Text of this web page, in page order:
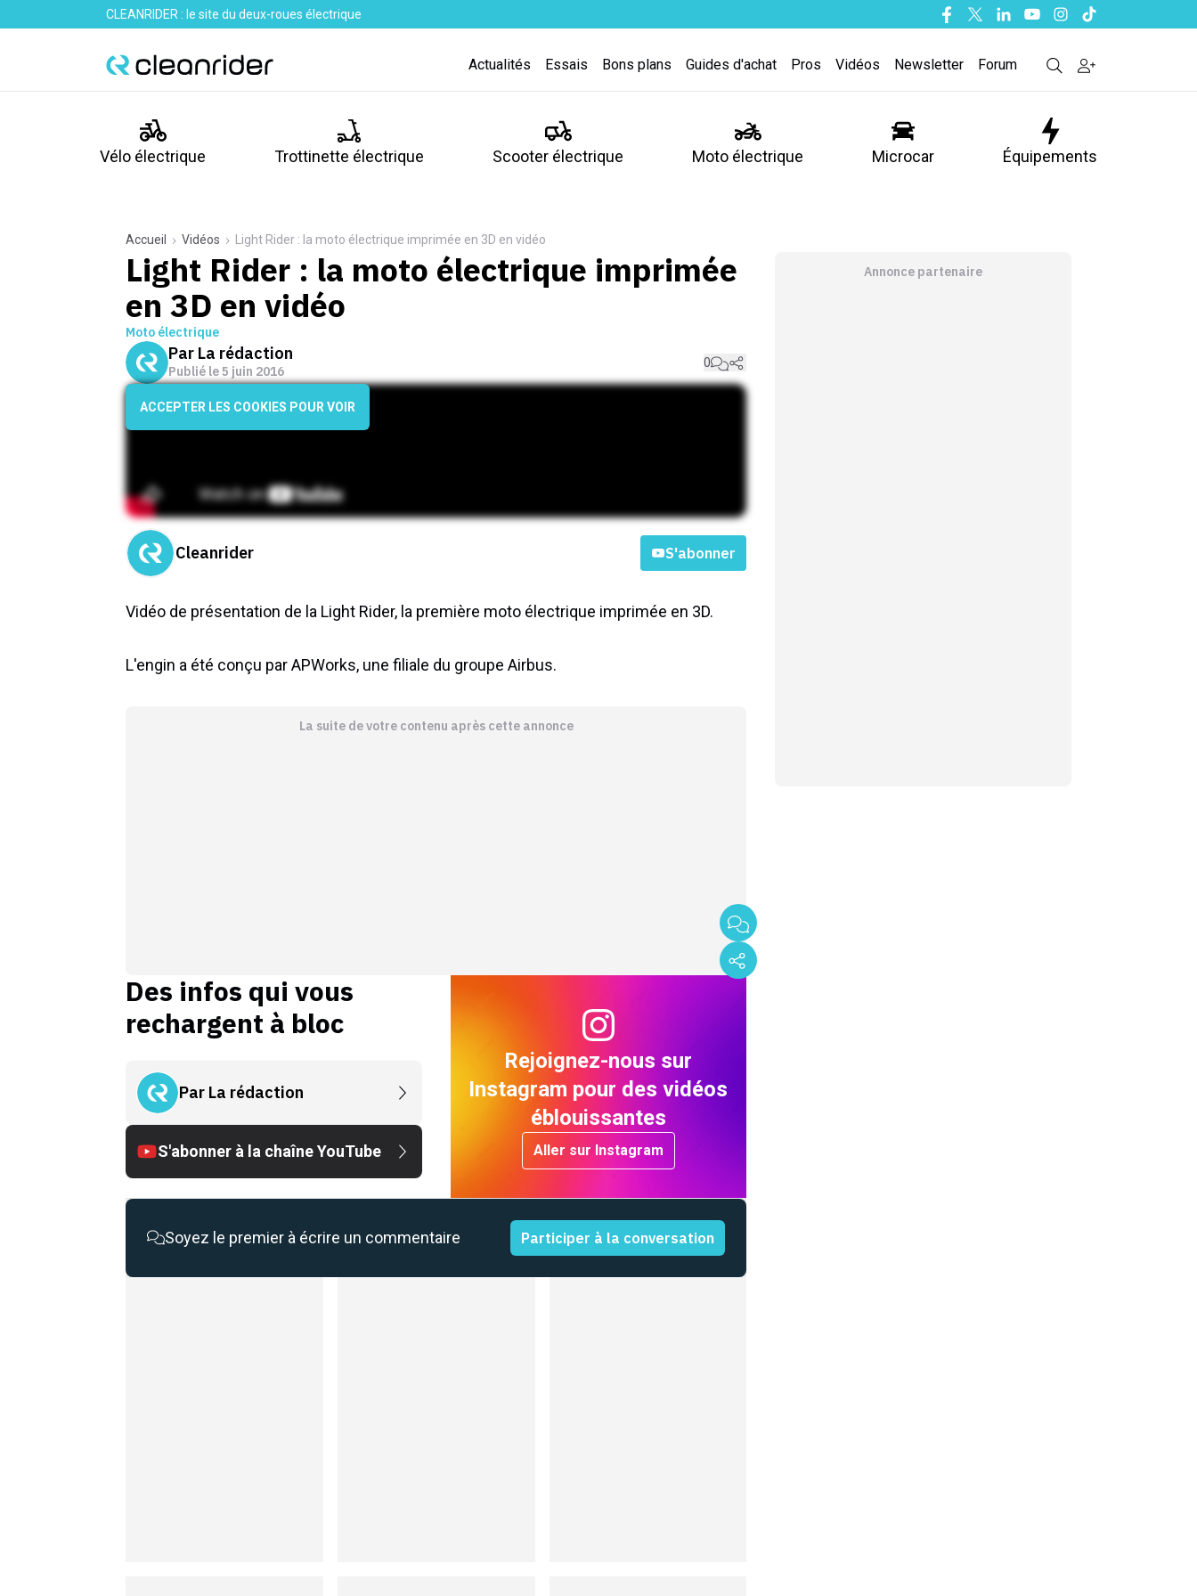
CLEANRIDER : le site du deux-roues électrique Facebook
TwitterLinkedinYoutubeInstagram
Tiktok
Actualités Essais Bons plans Guides d'achat Pros Vidéos Newsletter Forum
Vélo électrique Trottinette électrique Scooter électrique Moto électrique Microcar Équipements
Accueil Vidéos Light Rider : la moto électrique imprimée en 3D en vidéo
Light Rider : la moto électrique imprimée
en 3D en vidéo
Moto électrique
Par La rédaction
Publié le 5 juin 2016
0
ACCEPTER LES COOKIES POUR VOIR
Cleanrider S'abonner
Vidéo de présentation de la Light Rider, la première moto électrique imprimée en 3D.
L'engin a été conçu par APWorks, une filiale du groupe Airbus.
La suite de votre contenu après cette annonce
Des infos qui vous
rechargent à bloc
Par La rédaction
S'abonner à la chaîne YouTube
Rejoignez-nous sur
Instagram pour des vidéos
éblouissantes
Aller sur Instagram
Soyez le premier à écrire un commentaire Participer à la conversation
Annonce partenaire